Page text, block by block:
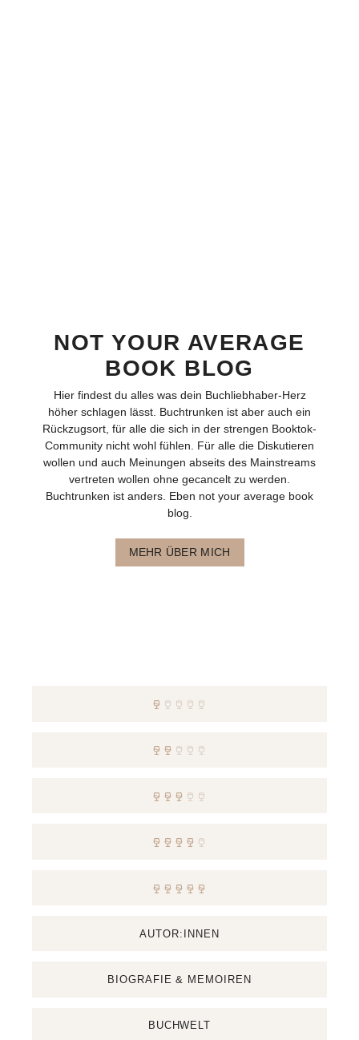
NOT YOUR AVERAGE
BOOK BLOG
Hier findest du alles was dein Buchliebhaber-Herz
höher schlagen lässt. Buchtrunken ist aber auch ein
Rückzugsort, für alle die sich in der strengen Booktok-
Community nicht wohl fühlen. Für alle die Diskutieren
wollen und auch Meinungen abseits des Mainstreams
vertreten wollen ohne gecancelt zu werden.
Buchtrunken ist anders. Eben not your average book
blog.
MEHR ÜBER MICH
AUTOR:INNEN
BIOGRAFIE & MEMOIREN
BUCHWELT